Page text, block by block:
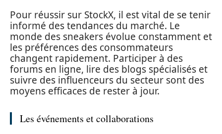
Pour réussir sur StockX, il est vital de se tenir
informé des tendances du marché. Le
monde des sneakers évolue constamment et
les préférences des consommateurs
changent rapidement. Participer à des
forums en ligne, lire des blogs spécialisés et
suivre des influenceurs du secteur sont des
moyens efficaces de rester à jour.
Les événements et collaborations